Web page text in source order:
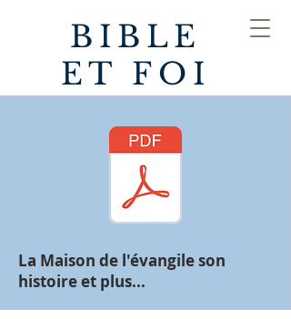
BIBLE
ET FOI
La Maison de l'évangile son
histoire et plus...